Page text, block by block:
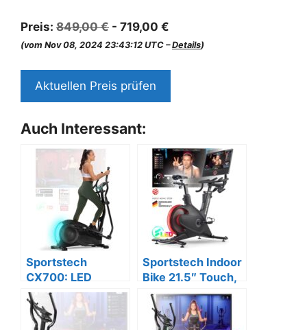
Preis: 849,00 € - 719,00 €
(vom Nov 08, 2024 23:43:12 UTC –Details)
Aktuellen Preis prüfen
Auch Interessant:
Sportstech
CX700: LED
Crosstrainer für
Zuhause, 12
Programme.
Sportstech Indoor
Bike 21.5″ Touch,
Live Workouts &
LED.